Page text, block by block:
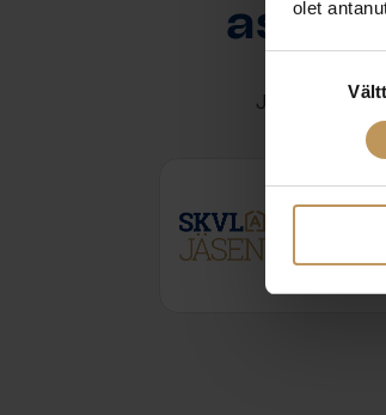
olet
valinta
Jätä
Joni